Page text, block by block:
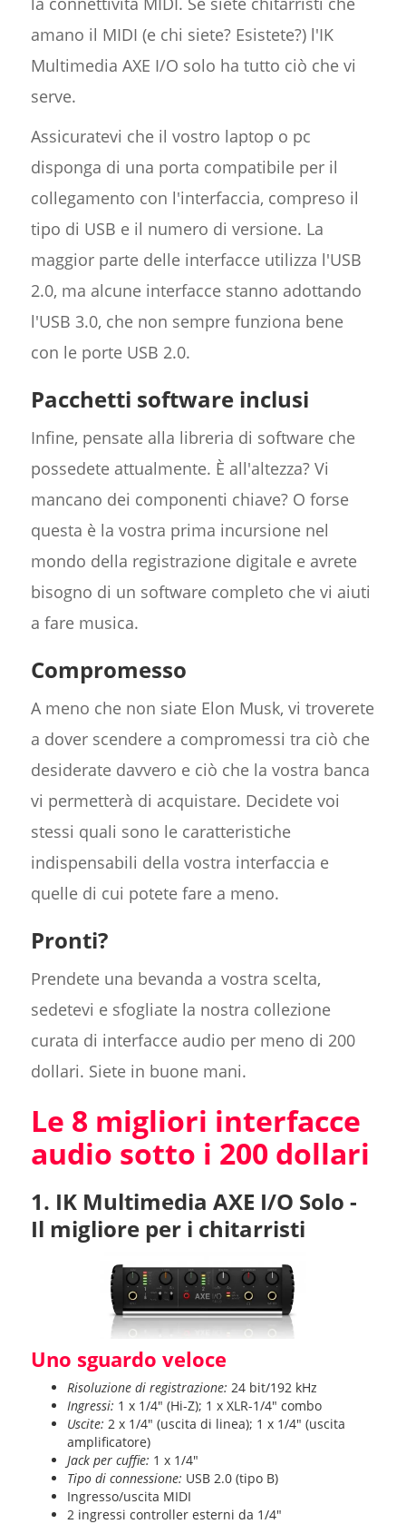
amano il MIDI (e chi siete? Esistete?) l'IK
Multimedia AXE I/O solo ha tutto ciò che vi
serve.
Assicuratevi che il vostro laptop o pc
disponga di una porta compatibile per il
collegamento con l'interfaccia, compreso il
tipo di USB e il numero di versione. La
maggior parte delle interfacce utilizza l'USB
2.0, ma alcune interfacce stanno adottando
l'USB 3.0, che non sempre funziona bene
con le porte USB 2.0.
Pacchetti software inclusi
Infine, pensate alla libreria di software che
possedete attualmente. È all'altezza? Vi
mancano dei componenti chiave? O forse
questa è la vostra prima incursione nel
mondo della registrazione digitale e avrete
bisogno di un software completo che vi aiuti
a fare musica.
Compromesso
A meno che non siate Elon Musk, vi troverete
a dover scendere a compromessi tra ciò che
desiderate davvero e ciò che la vostra banca
vi permetterà di acquistare. Decidete voi
stessi quali sono le caratteristiche
indispensabili della vostra interfaccia e
quelle di cui potete fare a meno.
Pronti?
Prendete una bevanda a vostra scelta,
sedetevi e sfogliate la nostra collezione
curata di interfacce audio per meno di 200
dollari. Siete in buone mani.
Le 8 migliori interfacce
audio sotto i 200 dollari
1. IK Multimedia AXE I/O Solo -
Il migliore per i chitarristi
Uno sguardo veloce
Risoluzione di registrazione: 24 bit/192 kHz
Ingressi: 1 x 1/4" (Hi-Z); 1 x XLR-1/4" combo
Uscite: 2 x 1/4" (uscita di linea); 1 x 1/4" (uscita
amplificatore)
Jack per cuffie: 1 x 1/4"
Tipo di connessione: USB 2.0 (tipo B)
Ingresso/uscita MIDI
2 ingressi controller esterni da 1/4"